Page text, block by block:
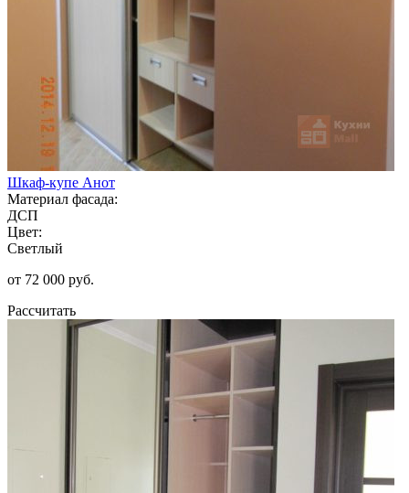
Шкаф-купе Анот
Материал фасада:
ДСП
Цвет:
Светлый
от 72 000 руб.
Рассчитать